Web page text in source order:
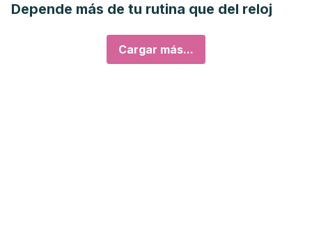
Depende más de tu rutina que del reloj
Cargar más...